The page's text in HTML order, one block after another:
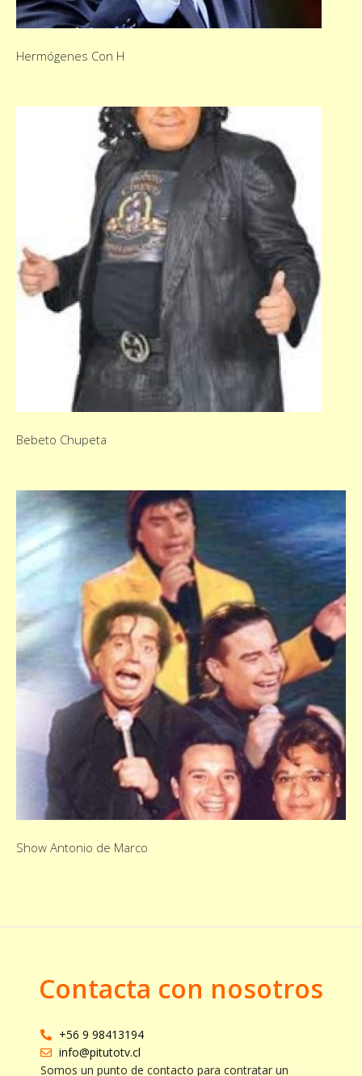
Hermógenes Con H
Bebeto Chupeta
Show Antonio de Marco
Contacta con nosotros
+56 9 98413194
info@pitutotv.cl
Somos un punto de contacto para contratar un